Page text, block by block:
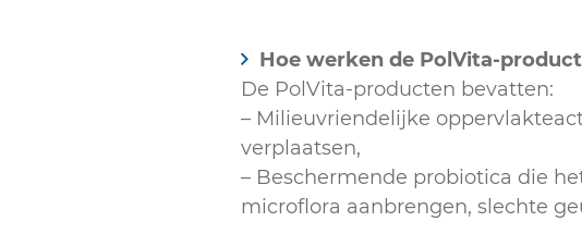
Hoe werken de PolVita-
De PolVita-producten bevatten:
– Milieuvriendelijke
verplaatsen,
– Beschermende probiotica die
microflora aanbrengen, slechte